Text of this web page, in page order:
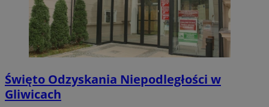
Święto Odzyskania Niepodległości w
Gliwicach